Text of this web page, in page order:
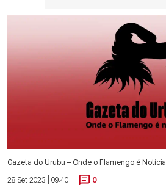
Gazeta do Urubu – Onde o Flamengo é Notícia
28 Set 2023 | 09:40 |
0